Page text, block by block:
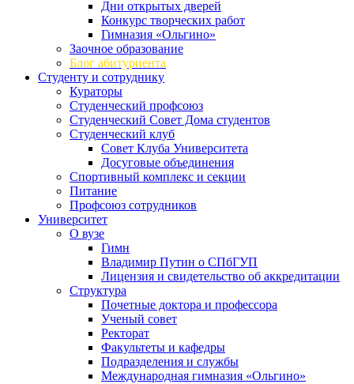
Дни открытых дверей
Конкурс творческих работ
Гимназия «Ольгино»
Заочное образование
Блог абитуриента
Студенту и сотруднику
Кураторы
Студенческий профсоюз
Студенческий Совет Дома студентов
Студенческий клуб
Совет Клуба Университета
Досуговые объединения
Спортивный комплекс и секции
Питание
Профсоюз сотрудников
Университет
О вузе
Гимн
Владимир Путин о СПбГУП
Лицензия и свидетельство об аккредитации
Структура
Почетные доктора и профессора
Ученый совет
Ректорат
Факультеты и кафедры
Подразделения и службы
Международная гимназия «Ольгино»